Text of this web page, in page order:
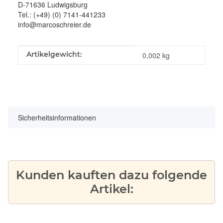
D-71636 Ludwigsburg
Tel.: (+49) (0) 7141-441233
info@marcoschreier.de
Produkteigenschaft
Wert
Artikelgewicht: 0,002 kg
Sicherheitsinformationen
Kunden kauften dazu folgende
Artikel: